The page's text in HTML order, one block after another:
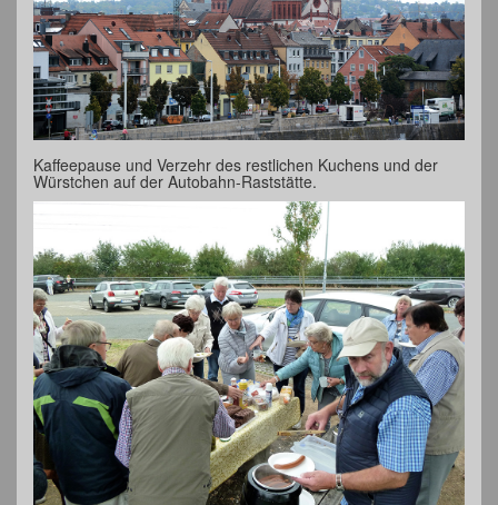
Kaffeepause und Verzehr des restlichen Kuchens und der
Würstchen auf der Autobahn-Raststätte.